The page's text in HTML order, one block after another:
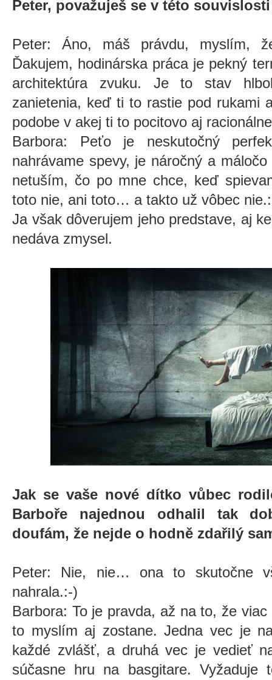
Peter, považuješ se v této
Peter: Áno, máš právdu, myslím,
Ďakujem, hodinárska práca je pekný
architektúra zvuku. Je to stav
zanietenia, keď ti to rastie pod rukami
podobe v akej ti to pocitovo aj
Barbora: Peťo je neskutočný
nahrávame spevy, je náročný a
netuším, čo po mne chce, keď
toto nie, ani toto… a takto už vôbec
Ja však dôverujem jeho predstave, aj
nedáva zmysel.
Jak se vaše nové dítko vůbec
Barboře najednou odhalil tak
doufám, že nejde o hodně zdařilý
Peter: Nie, nie… ona to skutočne
nahrala.:-)
Barbora: To je pravda, až na to, že
to myslím aj zostane. Jedna vec je
každé zvlášť, a druhá vec je vedieť
súčasne hru na basgitare.